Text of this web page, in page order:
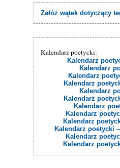
Załóż wątek dotyczący
Kalendarz poetycki:
Kalendarz
Kalendarz
Kalendarz
Kalendarz
Kalendarz
Kalendarz
Kalendarz
Kalendarz
Kalendarz
Kalendarz poetycki
Kalendarz
Kalendarz